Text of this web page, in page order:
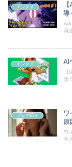
エンタメ
導
再
エンタメ AI
【
想
ブログ紹介
ワ
原
ワ
手